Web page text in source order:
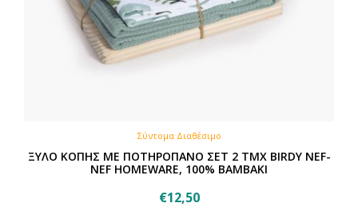
Σύντομα Διαθέσιμο
ΞΥΛΟ ΚΟΠΗΣ ΜΕ ΠΟΤΗΡΟΠΑΝΟ ΣΕΤ 2 ΤΜΧ BIRDY NEF-
NEF HOMEWARE, 100% BAMBAKI
€12,50